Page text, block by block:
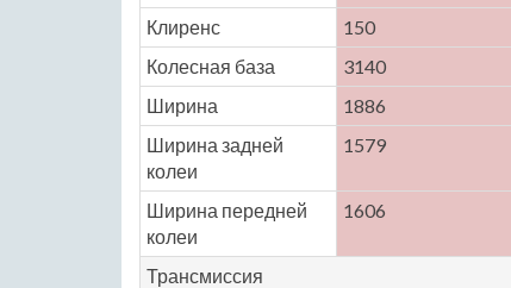
Клиренс
150
Колесная база
3140
Ширина
1886
Ширина задней
колеи
1579
Ширина передней
колеи
1606
Трансмиссия